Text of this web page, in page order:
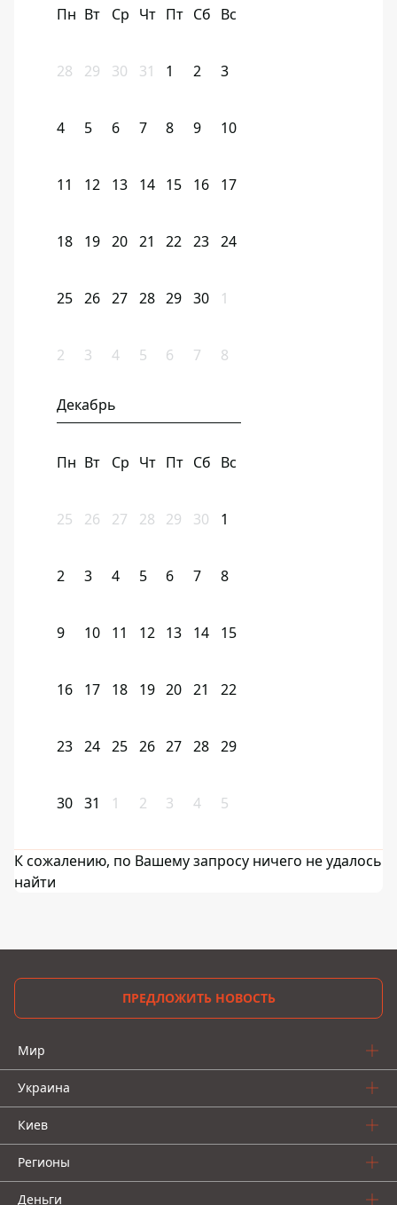
Пн Вт Ср Чт Пт Сб Вс
28 29 30 31 1 2 3
4 5 6 7 8 9 10
11 12 13 14 15 16 17
18 19 20 21 22 23 24
25 26 27 28 29 30 1
2 3 4 5 6 7 8
Декабрь
Пн Вт Ср Чт Пт Сб Вс
25 26 27 28 29 30 1
2 3 4 5 6 7 8
9 10 11 12 13 14 15
16 17 18 19 20 21 22
23 24 25 26 27 28 29
30 31 1 2 3 4 5
К сожалению, по Вашему запросу ничего не удалось
найти
ПРЕДЛОЖИТЬ НОВОСТЬ
Мир
Украина
Киев
Регионы
Деньги